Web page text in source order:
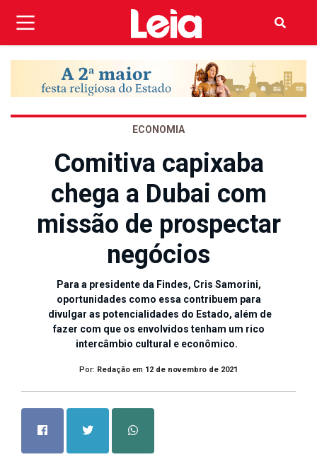
ECONOMIA
Comitiva capixaba
chega a Dubai com
missão de prospectar
negócios
Para a presidente da Findes, Cris Samorini,
oportunidades como essa contribuem para
divulgar as potencialidades do Estado, além de
fazer com que os envolvidos tenham um rico
intercâmbio cultural e econômico.
Por: Redação em 12 de novembro de 2021